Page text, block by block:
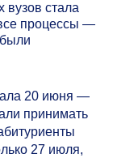
вузов стала
процессы —
20 июня —
принимать
27 июля,